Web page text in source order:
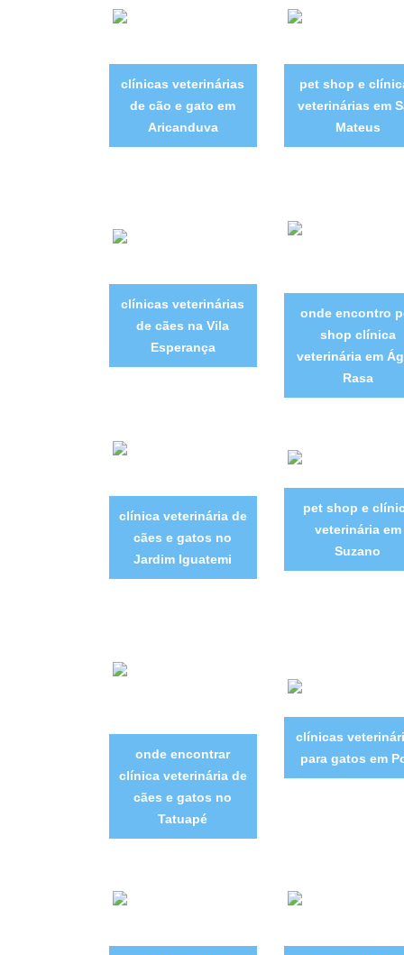
clínicas veterinárias
de cão e gato em
Aricanduva
pet shop e
veterinárias em
Mateus
clínicas veterinárias
de cães na Vila
Esperança
onde encontro
shop clínica
veterinária em
Rasa
clínica veterinária de
cães e gatos no
Jardim Iguatemi
pet shop e
veterinária em
Suzano
onde encontrar
clínica veterinária de
cães e gatos no
Tatuapé
clínicas
para gatos em